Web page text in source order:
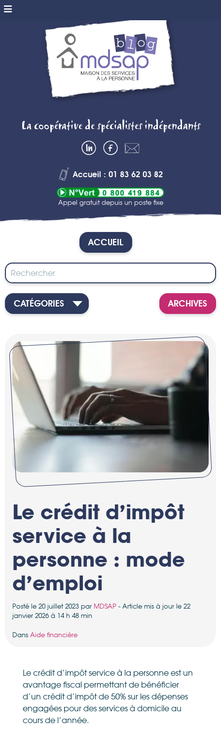
MDSAP BLOG
– MAISON DES
SERVICES A
LA PERSONNE
La coopérative de spécialistes indépendants
nous
Accueil : 01 83 62 03 82
Appel gratuit depuis un poste fixe
ACCUEIL
CATÉGORIES ARCHIVES
Le crédit d’impôt
service à la
personne : mode
d’emploi
Posté le 20 juillet 2023 par MDSAP - Article mis à jour le 22
janvier 2026 à 14 h 48 min
Dans Aide financière
Le crédit d’impôt service à la personne est un
avantage fiscal permettant de bénéficier
d’un crédit d’impôt de 50% sur les dépenses
engagées pour des services à domicile au
cours de l’année.